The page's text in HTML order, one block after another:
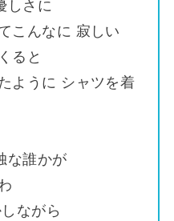
しさに
こんなに 寂しい
ると
ように シャツを着
な誰かが
ながら